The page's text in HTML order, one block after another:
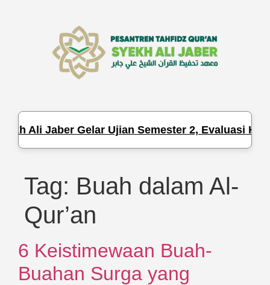
Ali Jaber Gelar Ujian Semester 2, Evaluasi
Tag: Buah dalam Al-
Qur’an
6 Keistimewaan Buah-
Buahan Surga yang